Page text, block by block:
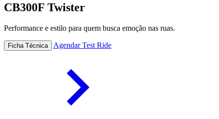
CB300F Twister
Performance e estilo para quem busca emoção nas ruas.
Ficha Técnica Agendar Test Ride